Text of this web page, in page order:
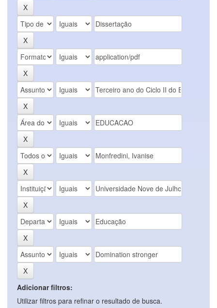
Adicionar filtros:
Utilizar filtros para refinar o resultado de busca.